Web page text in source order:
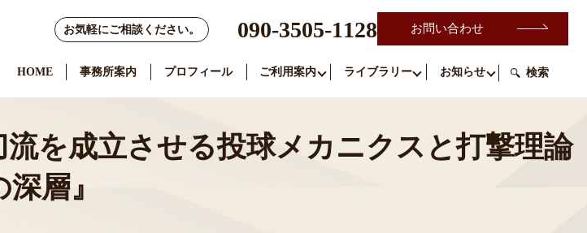
HOME 事務所案内 プロフィール ご利用案内 ライブラリー お知らせ 検索
お気軽にご相談ください。 090-3505-1128 お問い合わせ
流を成立させる投球メカニクスと打撃理論
深層』